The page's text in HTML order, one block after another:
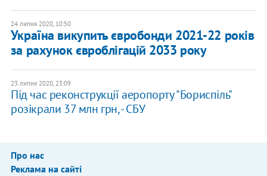
24 липня 2020, 10:50
Україна викупить євробонди 2021-22 років
за рахунок євроблігацій 2033 року
23 липня 2020, 23:09
Під час реконструкції аеропорту "Бориспіль"
розікрали 37 млн грн, - СБУ
Про нас
Реклама на сайті